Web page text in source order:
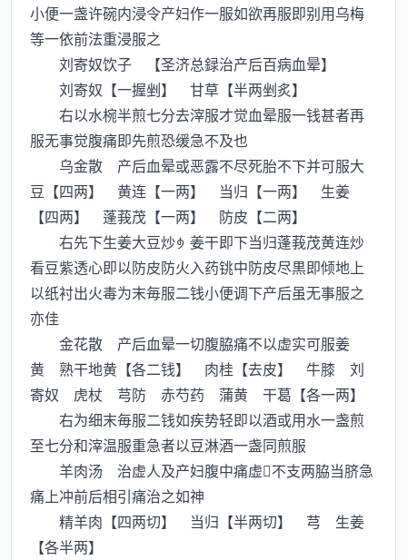
小便一盏许碗内浸令产妇作一服如欲再服即别用乌梅
等一依前法重浸服之
刘寄奴饮子 【圣济总録治产后百病血晕】
刘寄奴【一握剉】 甘草【半两剉炙】
右以水椀半煎七分去滓服才觉血晕服一钱甚者再
服无事觉腹痛即先煎恐缓急不及也
乌金散 产后血晕或恶露不尽死胎不下并可服大
豆【四两】 黄连【一两】 当归【一两】 生姜
【四两】 蓬莪茂【一两】 防皮【二两】
右先下生姜大豆炒姜干即下当归蓬莪茂黄连炒
看豆紫透心即以防皮防火入药铫中防皮尽黒即倾地上
以纸衬出火毒为末毎服二钱小便调下产后虽无事服之
亦佳
金花散 产后血晕一切腹脇痛不以虚实可服姜
黄 熟干地黄【各二钱】 肉桂【去皮】 牛膝 刘
寄奴 虎杖 芎防 赤芍药 蒲黄 干葛【各一两】
右为细末毎服二钱如疾势轻即以酒或用水一盏煎
至七分和滓温服重急者以豆淋酒一盏同煎服
羊肉汤 治虚人及产妇腹中痛虚不支两脇当脐急
痛上冲前后相引痛治之如神
精羊肉【四两切】 当归【半两切】 芎 生姜
【各半两】